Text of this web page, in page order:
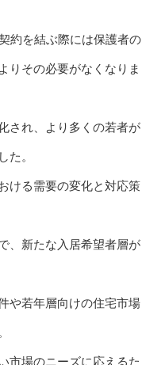
約を結ぶ際には保護者の
りその必要がなくなりま
され、より多くの若者が
た。
ける需要の変化と対応策
、新たな入居希望者層が
や若年層向けの住宅市場
市場のニーズに応えるた